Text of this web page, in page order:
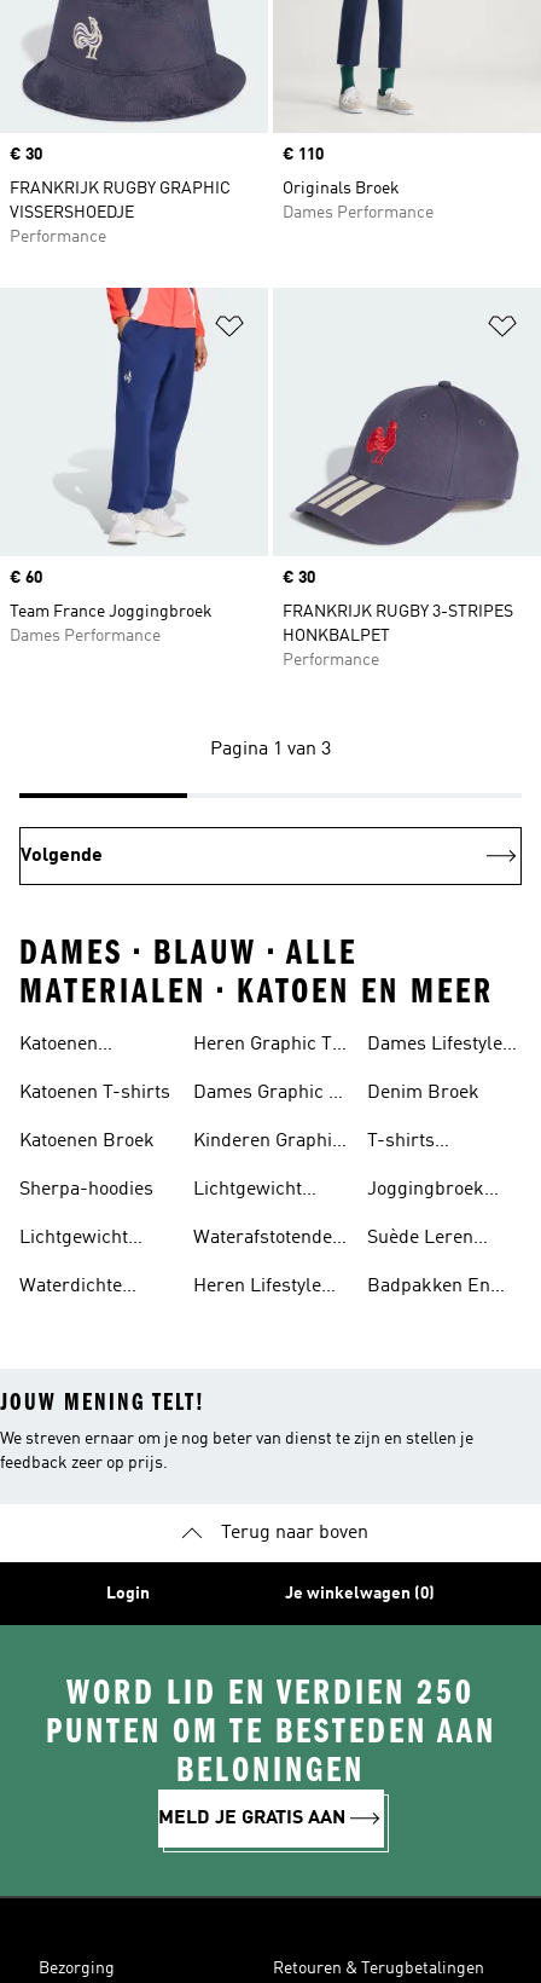
Price
€ 30
FRANKRIJK RUGBY GRAPHIC
VISSERSHOEDJE
Performance
Price
€ 110
Originals Broek
Dames Performance
Price
€ 60
Team France Joggingbroek
Dames Performance
Price
€ 30
FRANKRIJK RUGBY 3-STRIPES
HONKBALPET
Performance
Pagina 1 van 3
Volgende
DAMES • BLAUW • ALLE
MATERIALEN • KATOEN EN MEER
Katoenen
Katoenen T-shirts
Katoenen Broek
Sherpa-hoodies
Lichtgewicht
Waterdichte
Heren Graphic T-
Dames Graphic T-
Kinderen Graphic
Lichtgewicht
Waterafstotende
Heren Lifestyle
Dames Lifestyle
Denim Broek
T-shirts
Polyester
Joggingbroek
Polyester
Suède Leren
Badpakken En
JOUW MENING TELT!
We streven ernaar om je nog beter van dienst te zijn en stellen je
feedback zeer op prijs.
Terug naar boven
Login Je winkelwagen (0)
WORD LID EN VERDIEN 250
PUNTEN OM TE BESTEDEN AAN
BELONINGEN
MELD JE GRATIS AAN
Bezorging Retouren & Terugbetalingen